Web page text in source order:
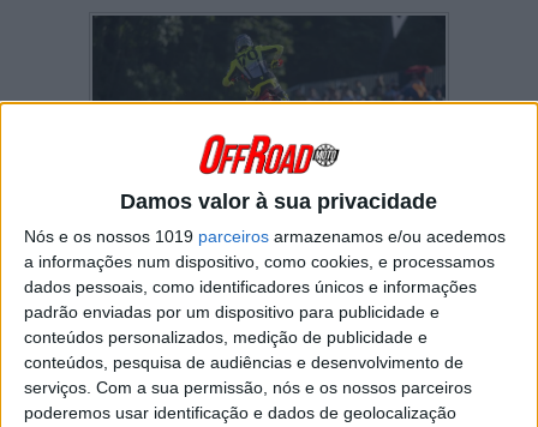
Damos valor à sua privacidade
Nós e os nossos 1019 parceiros armazenamos e/ou acedemos
a informações num dispositivo, como cookies, e processamos
dados pessoais, como identificadores únicos e informações
padrão enviadas por um dispositivo para publicidade e
conteúdos personalizados, medição de publicidade e
conteúdos, pesquisa de audiências e desenvolvimento de
serviços. Com a sua permissão, nós e os nossos parceiros
poderemos usar identificação e dados de geolocalização
O piloto do Team HRC Ruben Fernandez
(Honda) fez o máximo em Calatayud, ficando à
frente de Jose Butron (KTM) por 4-2 e Ander
Valentin (Yamaha) por 3-3 na classificação do
dia. Carlos Campano e Simeo Ubach
completaram os cinco primeiros. Jose Butron
garantiu o título espanhol pela 16ª vez na sua